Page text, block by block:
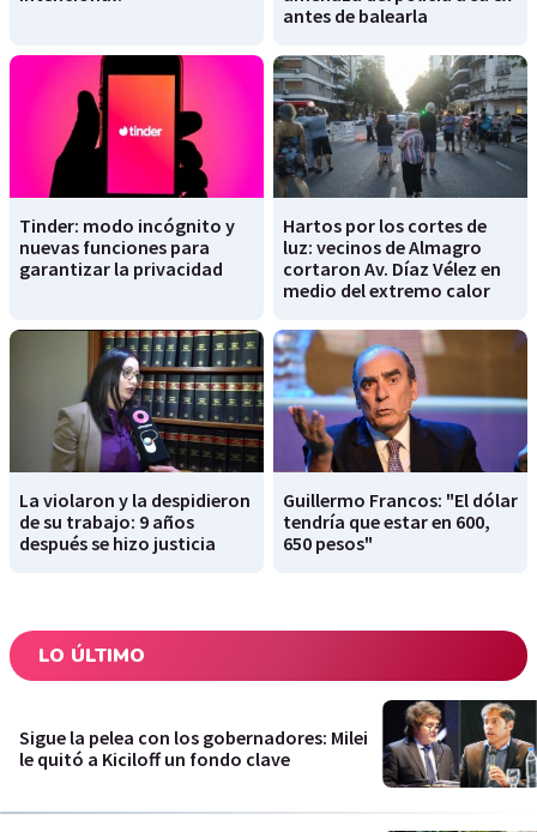
antes de balearla
Tinder: modo incógnito y
nuevas funciones para
garantizar la privacidad
Hartos por los cortes de
luz: vecinos de Almagro
cortaron Av. Díaz Vélez en
medio del extremo calor
La violaron y la despidieron
de su trabajo: 9 años
después se hizo justicia
Guillermo Francos: "El dólar
tendría que estar en 600,
650 pesos"
LO ÚLTIMO
Sigue la pelea con los gobernadores: Milei
le quitó a Kiciloff un fondo clave